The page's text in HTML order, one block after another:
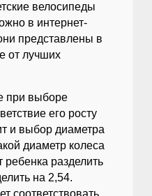
велосипеды
в интернет-
представлены в
от лучших
при выборе
его росту
и выбор диаметра
диаметр колеса
ребенка разделить
на 2,54.
соответствовать